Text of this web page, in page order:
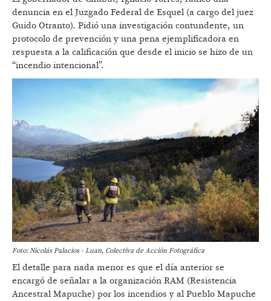
denuncia en el Juzgado Federal de Esquel (a cargo del juez
Guido Otranto). Pidió una investigación contundente, un
protocolo de prevención y una pena ejemplificadora en
respuesta a la calificación que desde el inicio se hizo de un
“incendio intencional”.
Foto: Nicolás Palacios - Luan, Colectiva de Acción Fotográfica
El detalle para nada menor es que el día anterior se
encargó de señalar a la organización RAM (Resistencia
Ancestral Mapuche) por los incendios y al Pueblo Mapuche